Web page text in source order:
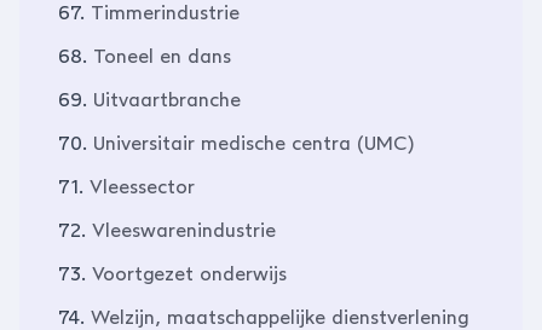
67. Timmerindustrie
68. Toneel en dans
69. Uitvaartbranche
70. Universitair medische centra (UMC)
71. Vleessector
72. Vleeswarenindustrie
73. Voortgezet onderwijs
74. Welzijn, maatschappelijke dienstverlening